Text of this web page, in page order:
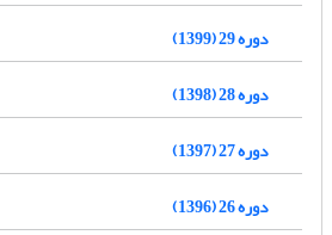
دوره 29 (1399)
دوره 28 (1398)
دوره 27 (1397)
دوره 26 (1396)